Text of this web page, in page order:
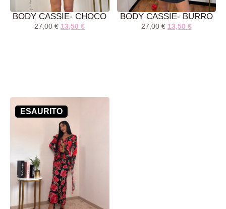
BODY CASSIE- CHOCO
27,00€ 13,50€
BODY CASSIE- BURRO
27,00€ 13,50 €
ESAURITO